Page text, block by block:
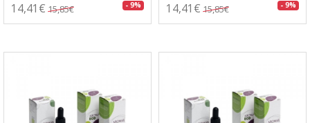
14,41€ 15,85€ - 9% 14,41€ 15,85€ - 9%